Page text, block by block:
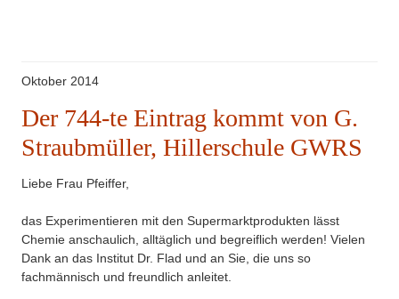
Oktober 2014
Der 744-te Eintrag kommt von G.
Straubmüller, Hillerschule GWRS
Liebe Frau Pfeiffer,
das Experimentieren mit den Supermarktprodukten lässt
Chemie anschaulich, alltäglich und begreiflich werden! Vielen
Dank an das Institut Dr. Flad und an Sie, die uns so
fachmännisch und freundlich anleitet.